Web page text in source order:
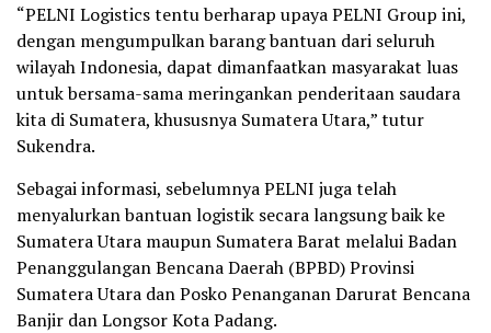
“PELNI Logistics tentu berharap upaya PELNI Group ini,
dengan mengumpulkan barang bantuan dari seluruh
wilayah Indonesia, dapat dimanfaatkan masyarakat luas
untuk bersama-sama meringankan penderitaan saudara
kita di Sumatera, khususnya Sumatera Utara,” tutur
Sukendra.
Sebagai informasi, sebelumnya PELNI juga telah
menyalurkan bantuan logistik secara langsung baik ke
Sumatera Utara maupun Sumatera Barat melalui Badan
Penanggulangan Bencana Daerah (BPBD) Provinsi
Sumatera Utara dan Posko Penanganan Darurat Bencana
Banjir dan Longsor Kota Padang.